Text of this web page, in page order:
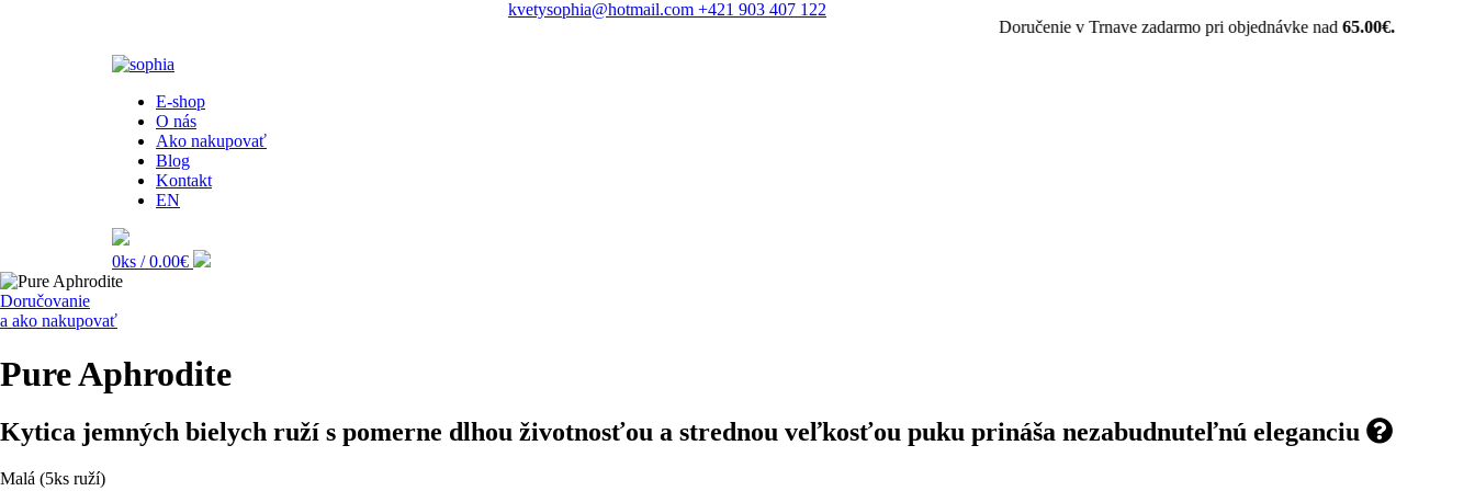
Doručenie v Trnave zadarmo pri objednávke nad65.00€.
kvetysophia@hotmail.com +421 903 407 122
E-shop
O nás
Ako nakupovať
Blog
Kontakt
EN
0ks /0.00€
Doručovanie
a ako nakupovať
Pure Aphrodite
Kytica jemných bielych ruží s pomerne dlhou životnosťou a strednou veľkosťou puku prináša nezabudnuteľnú eleganciu
Malá (5ks ruží)